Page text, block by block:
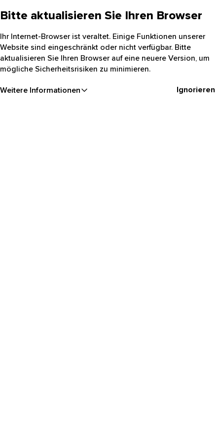
Bitte aktualisieren Sie Ihren Browser
Ihr Internet-Browser ist veraltet. Einige Funktionen unserer
Website sind eingeschränkt oder nicht verfügbar. Bitte
aktualisieren Sie Ihren Browser auf eine neuere Version, um
mögliche Sicherheitsrisiken zu minimieren.
Weitere Informationen Ignorieren